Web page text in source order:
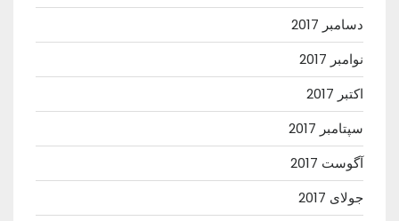
دسامبر 2017
نوامبر 2017
اکتبر 2017
سپتامبر 2017
آگوست 2017
جولای 2017